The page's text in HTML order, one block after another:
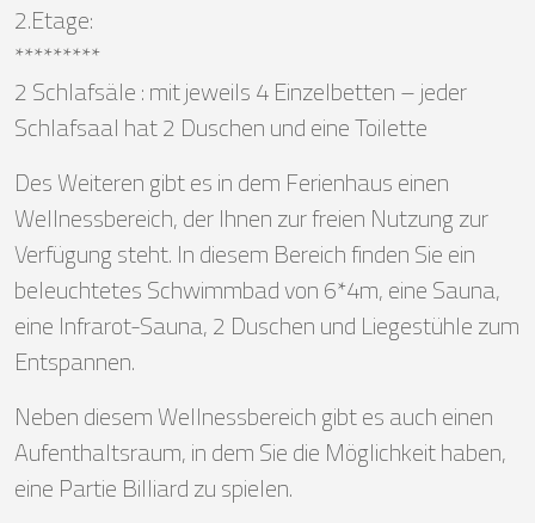
2.Etage:
*********
2 Schlafsäle : mit jeweils 4 Einzelbetten – jeder
Schlafsaal hat 2 Duschen und eine Toilette
Des Weiteren gibt es in dem Ferienhaus einen
Wellnessbereich, der Ihnen zur freien Nutzung zur
Verfügung steht. In diesem Bereich finden Sie ein
beleuchtetes Schwimmbad von 6*4m, eine Sauna,
eine Infrarot-Sauna, 2 Duschen und Liegestühle zum
Entspannen.
Neben diesem Wellnessbereich gibt es auch einen
Aufenthaltsraum, in dem Sie die Möglichkeit haben,
eine Partie Billiard zu spielen.